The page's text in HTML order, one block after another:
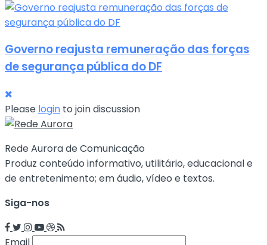
Governo reajusta remuneração das forças
de segurança pública do DF
Please login to join discussion
Rede Aurora de Comunicação
Produz conteúdo informativo, utilitário, educacional e
de entretenimento; em áudio, vídeo e textos.
Siga-nos